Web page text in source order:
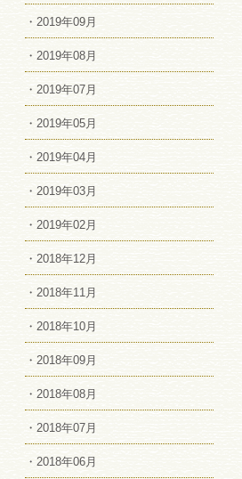
・2019年09月
・2019年08月
・2019年07月
・2019年05月
・2019年04月
・2019年03月
・2019年02月
・2018年12月
・2018年11月
・2018年10月
・2018年09月
・2018年08月
・2018年07月
・2018年06月